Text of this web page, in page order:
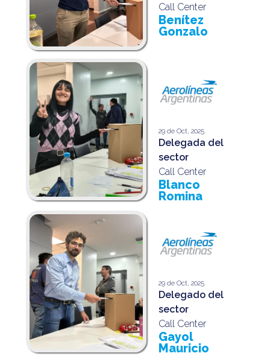
Call Center
Benítez
Gonzalo
29 de Oct, 2025
Delegada del
sector
Call Center
Blanco
Romina
29 de Oct, 2025
Delegado del
sector
Call Center
Gayol
Mauricio